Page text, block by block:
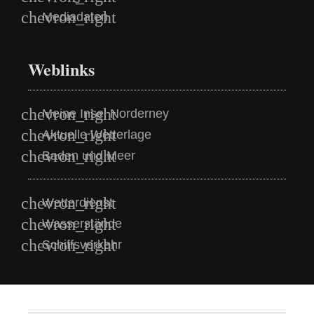
Mediadaten
Weblinks
Meine Insel Norderney
Aktuelle Wetterlage
Baden und Meer
Wetterdienst
Wasserstände
Schiffsverkehr